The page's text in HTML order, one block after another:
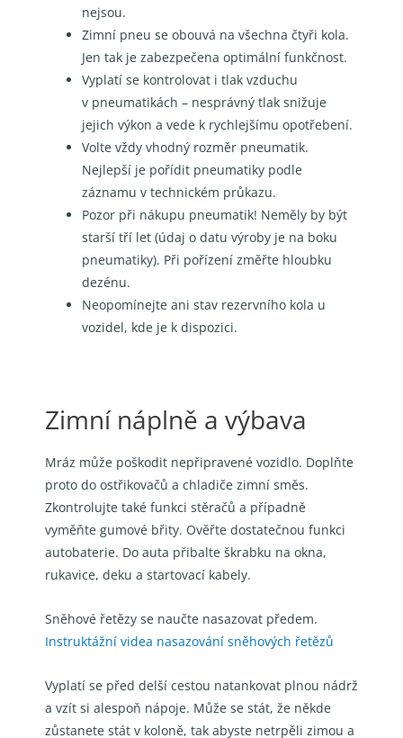
nejsou.
Zimní pneu se obouvá na všechna čtyři kola.
Jen tak je zabezpečena optimální funkčnost.
Vyplatí se kontrolovat i tlak vzduchu
v pneumatikách – nesprávný tlak snižuje
jejich výkon a vede k rychlejšímu opotřebení.
Volte vždy vhodný rozměr pneumatik.
Nejlepší je pořídit pneumatiky podle
záznamu v technickém průkazu.
Pozor při nákupu pneumatik! Neměly by být
starší tří let (údaj o datu výroby je na boku
pneumatiky). Při pořízení změřte hloubku
dezénu.
Neopomínejte ani stav rezervního kola u
vozidel, kde je k dispozici.
Zimní náplně a výbava
Mráz může poškodit nepřipravené vozidlo. Doplňte
proto do ostřikovačů a chladiče zimní směs.
Zkontrolujte také funkci stěračů a případně
vyměňte gumové břity. Ověřte dostatečnou funkci
autobaterie. Do auta přibalte škrabku na okna,
rukavice, deku a startovací kabely.
Sněhové řetězy se naučte nasazovat předem.
Instruktážní videa nasazování sněhových řetězů
Vyplatí se před delší cestou natankovat plnou nádrž
a vzít si alespoň nápoje. Může se stát, že někde
zůstanete stát v koloně, tak abyste netrpěli zimou a